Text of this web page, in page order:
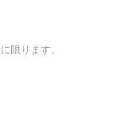
限ります。